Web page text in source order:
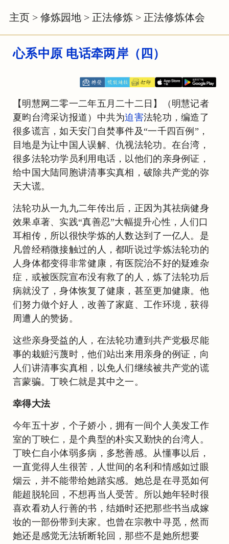
主页 > 修炼园地 > 正法修炼 > 正法修炼体会
心系中原 电话牵两岸（四）
【明慧网二零一二年五月二十二日】（明慧记者
夏昀台湾采访报道）中共为迫害法轮功，编造了
很多谎言，如天安门自焚事件及“一千四百例”，
目地是为让中国人误解、仇视法轮功。在台湾，
很多法轮功学员利用电话，以他们的亲身例证，
给中国大陆同胞讲清事实真相，破除共产党的弥
天大谎。
法轮功从一九九二年传出后，正因为其祛病健身
效果卓著、实践“真善忍”大幅提升心性，人们口
耳相传，所以很快学炼的人数达到了一亿人。是
凡曾经稍微接触过的人，都听说过学炼法轮功的
人身体都变得非常健康，有医院治不好的疑难杂
症，或被医院宣布没有救了的人，炼了法轮功后
病就没了，身体恢复了健康，甚至更加健康。他
们努力做个好人，改善了家庭、工作环境，获得
周遭人的赞扬。
这些亲身受益的人，在法轮功遭到共产党极尽能
事的栽赃污蔑时，他们站出来用亲身的例证，向
人们讲清事实真相，以免人们继续被共产党的谎
言蒙骗。丁映仁就是其中之一。
幸得大法
今年五十岁，个子娇小，拥有一间个人美发工作
室的丁映仁，是个典型的朴实又勤快的台湾人。
丁映仁自小体弱多病，多愁善感。从懂事以后，
一直觉得人生很苦，人世间的名利和情感如过眼
烟云，并不能带给她踏实感。她总是在寻觅如何
能超脱轮回，不想再当人受苦。所以她年轻时很
喜欢看劝人行善的书，结婚时还把那些书当成嫁
妆的一部份带到夫家。也曾在宗教中寻觅，然而
她还是感觉无法斩断轮回，那些不是她所想要